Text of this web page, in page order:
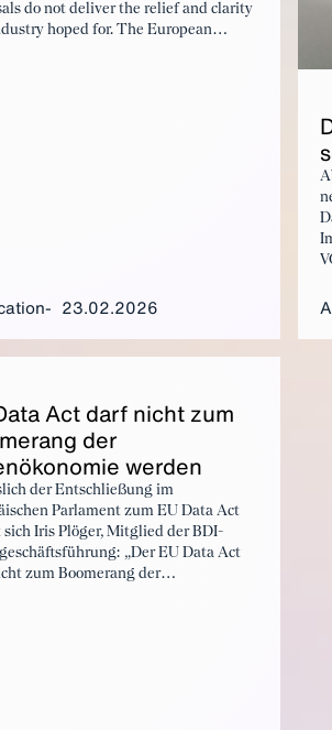
do not deliver the relief and clarity
hoped for. The European
23.02.2026
Act darf nicht zum
der
wer­den
der Entschließung im
Parlament zum EU Data Act
sich Iris Plöger, Mitglied der BDI-
„Der EU Data Act
zum Boomerang der